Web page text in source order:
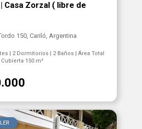
| Casa Zorzal ( libre de
150, Cariló, Argentina
| 2 Dormitorios | 2 Baños | Área Total
Cubierta 150 m²